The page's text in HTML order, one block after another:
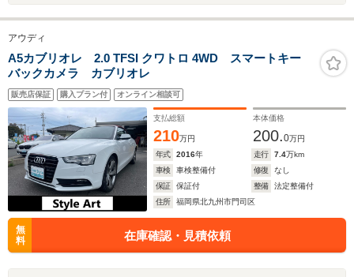
アウディ
A5カブリオレ 2.0 TFSI クワトロ 4WD スマートキー
バックカメラ カブリオレ
販売店保証 購入プラン付 オンライン相談可
支払総額
210万円
本体価格
200.0万円
年式
2016年 走行 7.4万km
車検
車検整備付 修復
なし
保証
保証付 整備
法定整備付
住所
福岡県北九州市門司区
無
料
在庫確認・見積依頼